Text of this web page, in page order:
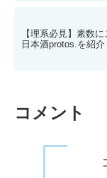
【理系必見】素数
日本酒protos.を紹介
コメント